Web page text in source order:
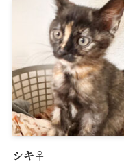
シキ♀